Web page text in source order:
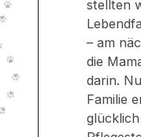
stellten
– am
die
darin.
Familie